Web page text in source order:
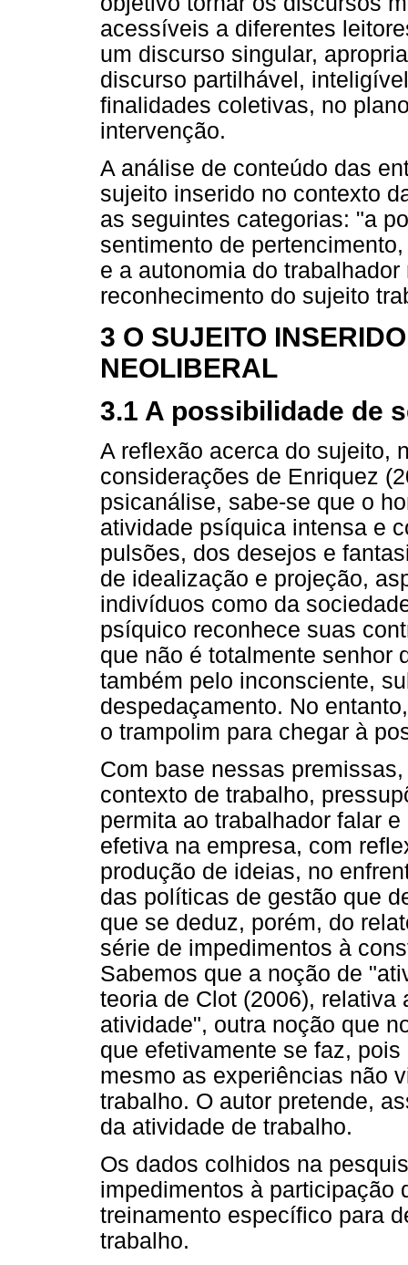
acessíveis a diferentes
um discurso singular,
discurso partilhável,
finalidades coletivas, no
intervenção.
A análise de conteúdo das
sujeito inserido no contexto
as seguintes categorias: "a
sentimento de
e a autonomia do
reconhecimento do sujeito
3 O SUJEITO
NEOLIBERAL
3.1 A possibilidade de
A reflexão acerca do sujeito,
considerações de Enriquez
psicanálise, sabe-se que o
atividade psíquica intensa e
pulsões, dos desejos e
de idealização e projeção,
indivíduos como da
psíquico reconhece suas
que não é totalmente senhor
também pelo inconsciente,
despedaçamento. No
o trampolim para chegar à
Com base nessas
contexto de trabalho,
permita ao trabalhador falar
efetiva na empresa, com
produção de ideias, no
das políticas de gestão que
que se deduz, porém, do
série de impedimentos à
Sabemos que a noção de
teoria de Clot (2006), relativa
atividade", outra noção que
que efetivamente se faz,
mesmo as experiências não
trabalho. O autor pretende,
da atividade de trabalho.
Os dados colhidos na
impedimentos à participação
treinamento específico para
trabalho.